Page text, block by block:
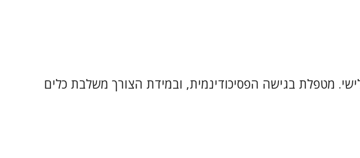
קלינית (מ.ר 27-161217), מטפלת במבוגרים (18+) ובבני הגיל השלישי. מטפלת בגישה הפסיכודינמית, ובמידת הצורך משלבת כלים